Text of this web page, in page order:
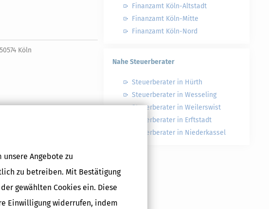
Angebote zu
zu betreiben. Mit Bestätigung
gewählten Cookies ein. Diese
Einwilligung widerrufen, indem
Köln
Finanzamt Köln-Altstadt
Finanzamt Köln-Mitte
Finanzamt Köln-Nord
Nahe Steuerberater
Steuerberater in Hürth
Steuerberater in Wesseling
Steuerberater in Weilerswist
Steuerberater in Erftstadt
Steuerberater in Niederkassel